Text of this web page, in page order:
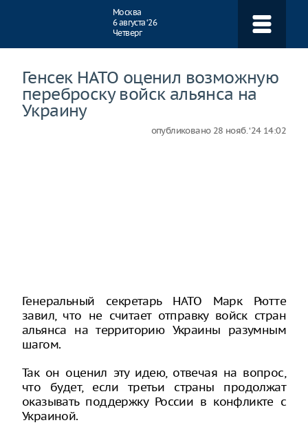
Москва
6 августа ‘26
Четверг
Генсек НАТО оценил возможную
переброску войск альянса на
Украину
опубликовано 28 нояб. ‘24 14:02
Генеральный секретарь НАТО Марк Рютте
завил, что не считает отправку войск стран
альянса на территорию Украины разумным
шагом.
Так он оценил эту идею, отвечая на вопрос,
что будет, если третьи страны продолжат
оказывать поддержку России в конфликте с
Украиной.